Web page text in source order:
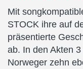
Mit
STOCK ihre auf
präsentierte
ab. In den Akten
Norweger zehn